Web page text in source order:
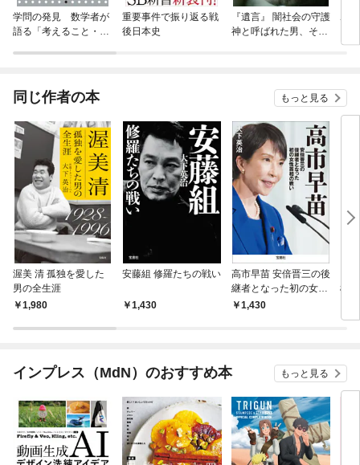
学問の発見 数学者が
語る「考えること・学
重要事件で振り返る戦
後日本史
『遺言』 闇社会の守護
神と呼ばれた男、その
ホ
同じ作者の本 もっと見る
渥美 清 孤独を愛した
男の全生涯
1,980
安藤組 修羅たちの戦い
1,430
高市早苗 安倍晋三の後
継者となった初の女性
首相の戦い
1,430
権
インプレス（MdN）のおすすめ本 もっと見る